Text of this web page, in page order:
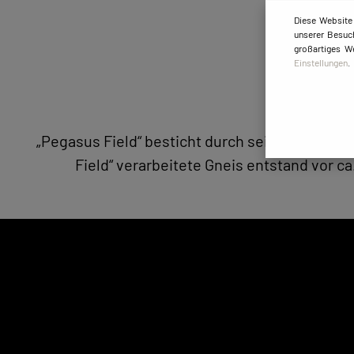
„Pegasus Field“ besticht durch seine
Field“ verarbeitete Gneis entstand vor
Diese
unserer
großartiges
Einstellungen